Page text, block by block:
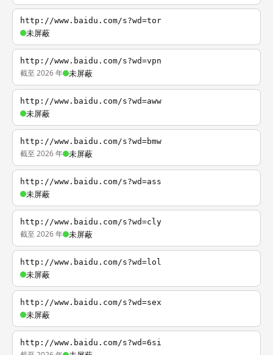
http://www.baidu.com/s?wd=tor
未屏蔽
http://www.baidu.com/s?wd=vpn
截至 2026 年 未屏蔽
http://www.baidu.com/s?wd=aww
未屏蔽
http://www.baidu.com/s?wd=bmw
截至 2026 年 未屏蔽
http://www.baidu.com/s?wd=ass
未屏蔽
http://www.baidu.com/s?wd=cly
截至 2026 年 未屏蔽
http://www.baidu.com/s?wd=lol
未屏蔽
http://www.baidu.com/s?wd=sex
未屏蔽
http://www.baidu.com/s?wd=6si